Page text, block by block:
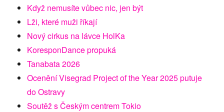
Když nemusíte vůbec nic, jen být
Lži, které muži říkají
Nový cirkus na lávce HolKa
KoresponDance propuká
Tanabata 2026
Ocenění Visegrad Project of the Year 2025 putuje
do Ostravy
Soutěž s Českým centrem Tokio